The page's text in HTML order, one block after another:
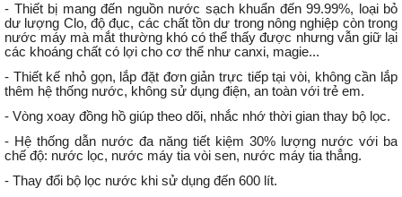
- Thiết bị mang đến nguồn nước sạch khuẩn đến 99.99%, loại bỏ
dư lượng Clo, độ đục, các chất tồn dư trong nông nghiệp còn trong
nước máy mà mắt thường khó có thể thấy được nhưng vẫn giữ lại
các khoáng chất có lợi cho cơ thể như canxi, magie...
- Thiết kế nhỏ gọn, lắp đặt đơn giản trực tiếp tại vòi, không cần lắp
thêm hệ thống nước, không sử dụng điện, an toàn với trẻ em.
- Vòng xoay đồng hồ giúp theo dõi, nhắc nhớ thời gian thay bộ lọc.
- Hệ thống dẫn nước đa năng tiết kiệm 30% lượng nước với ba
chế độ: nước lọc, nước máy tia vòi sen, nước máy tia thẳng.
- Thay đổi bộ lọc nước khi sử dụng đến 600 lít.